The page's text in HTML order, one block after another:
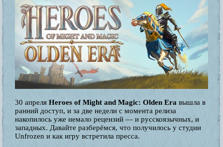
30 апреля Heroes of Might and Magic: Olden Era вышла в
ранний доступ, и за две недели с момента релиза
накопилось уже немало рецензий — и русскоязычных, и
западных. Давайте разберёмся, что получилось у студии
Unfrozen и как игру встретила пресса.